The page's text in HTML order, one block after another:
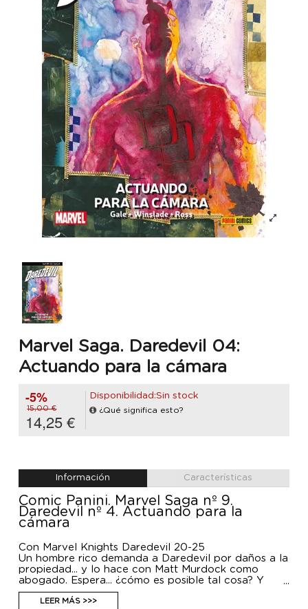
Marvel Saga. Daredevil 04:
Actuando para la cámara
-5%
15,00 €
14,25 €
Disponibilidad:Sin stock
¿Qué significa esto?
Información Características
Comic Panini. Marvel Saga nº 9.
Daredevil nº 4. Actuando para la
cámara
Con Marvel Knights Daredevil 20-25
Un hombre rico demanda a Daredevil por daños a la
propiedad... y lo hace con Matt Murdock como
abogado. Espera... ¿cómo es posible tal cosa? Y
además, Stan Lee y Gene Colan celebran la amistad
de Daredevil con Spiderman.
LEER MÁS >>>